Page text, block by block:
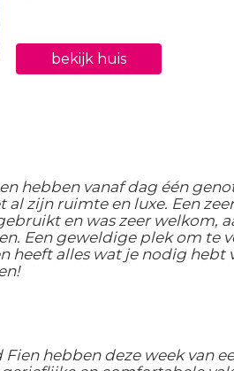
bekijk huis
hebben vanaf dag één
zijn ruimte en luxe. Een
en was zeer welkom,
Een geweldige plek om te
heeft alles wat je nodig
hebben deze week van